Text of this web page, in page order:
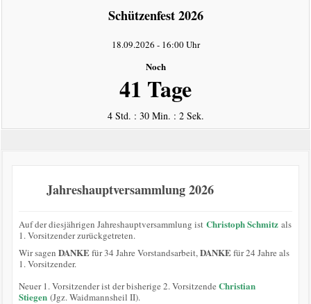
Schützenfest 2026
18.09.2026 - 16:00 Uhr
Noch
41 Tage
4 Std. : 30 Min. : 2 Sek.
Jahreshauptversammlung 2026
Auf der diesjährigen Jahreshauptversammlung ist Christoph Schmitzals
1. Vorsitzender zurückgetreten.
Wir sagen DANKEfür 34 Jahre Vorstandsarbeit,DANKEfür 24 Jahre als
1. Vorsitzender.
Neuer 1. Vorsitzender ist der bisherige 2. Vorsitzende Christian
Stiegen (Jgz. Waidmannsheil II).